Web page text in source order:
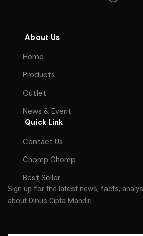
About Us
Home
Products
Outlet
News & Event
Quick Link
Contact Us
Chomp Chomp
Best Seller
Sign up for the latest news, facts,
about Dinus Cipta Mandiri.